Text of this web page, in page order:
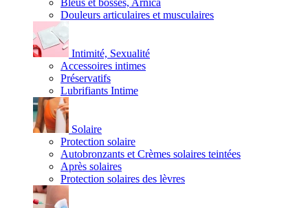
Bleus et bosses, Arnica
Douleurs articulaires et musculaires
Intimité, Sexualité
Accessoires intimes
Préservatifs
Lubrifiants Intime
Solaire
Protection solaire
Autobronzants et Crèmes solaires teintées
Après solaires
Protection solaires des lèvres